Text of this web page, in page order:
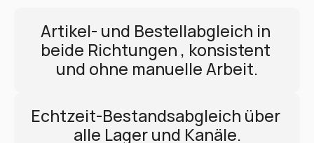
Artikel- und Bestellabgleich in
beide Richtungen , konsistent
und ohne manuelle Arbeit.
Echtzeit-Bestandsabgleich über
alle Lager und Kanäle.